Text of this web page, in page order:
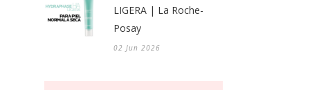
LIGERA | La Roche-
Posay
02 Jun 2026